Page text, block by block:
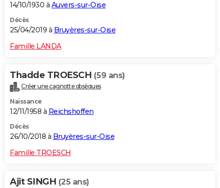
14/10/1930 à Auvers-sur-Oise
Décès
25/04/2019 à Bruyères-sur-Oise
Famille LANDA
Thadde TROESCH (59 ans)
Créer une cagnotte obsèques
Naissance
12/11/1958 à Reichshoffen
Décès
26/10/2018 à Bruyères-sur-Oise
Famille TROESCH
Ajit SINGH (25 ans)